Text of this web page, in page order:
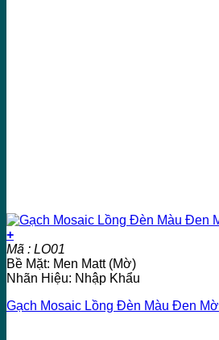
+
Mã : LO01
Bề Mặt: Men Matt (Mờ)
Nhãn Hiệu: Nhập Khẩu
Gạch Mosaic Lồng Đèn Màu Đen Mờ